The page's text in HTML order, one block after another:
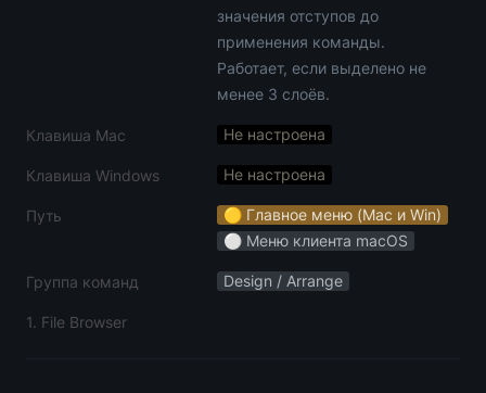
значения отступов до
применения команды.
Работает, если выделено не
менее 3 слоёв.
Клавиша Mac Не настроена
Клавиша Windows Не настроена
Путь
🟡 Главное меню (Mac и Win)
⚪️ Меню клиента macOS
Группа команд Design / Arrange
1. File Browser